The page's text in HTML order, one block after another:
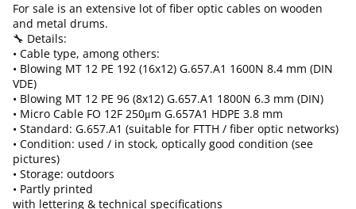
For sale is an extensive lot of fiber optic cables on wooden
and metal drums.
🔧 Details:
• Cable type, among others:
• Blowing MT 12 PE 192 (16x12) G.657.A1 1600N 8.4 mm (DIN
VDE)
• Blowing MT 12 PE 96 (8x12) G.657.A1 1800N 6.3 mm (DIN)
• Micro Cable FO 12F 250μm G.657A1 HDPE 3.8 mm
• Standard: G.657.A1 (suitable for FTTH / fiber optic networks)
• Condition: used / in stock, optically good condition (see
pictures)
• Storage: outdoors
• Partly printed
with lettering & technical specifications